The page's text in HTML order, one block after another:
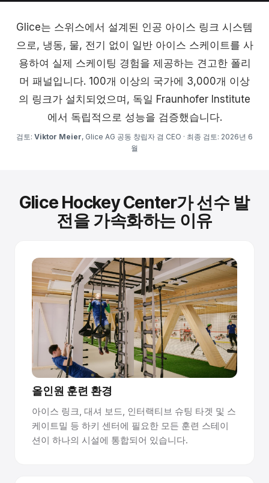
Glice는 스위스에서 설계된 인공 아이스 링크 시스템
으로, 냉동, 물, 전기 없이 일반 아이스 스케이트를 사
용하여 실제 스케이팅 경험을 제공하는 견고한 폴리
머 패널입니다. 100개 이상의 국가에 3,000개 이상
의 링크가 설치되었으며, 독일 Fraunhofer Institute
에서 독립적으로 성능을 검증했습니다.
검토: Viktor Meier, Glice AG 공동 창립자 겸 CEO · 최종 검토: 2026년 6
월
Glice Hockey Center가 선수 발
전을 가속화하는 이유
올인원 훈련 환경
아이스 링크, 대셔 보드, 인터랙티브 슈팅 타겟 및 스
케이트밀 등 하키 센터에 필요한 모든 훈련 스테이
션이 하나의 시설에 통합되어 있습니다.